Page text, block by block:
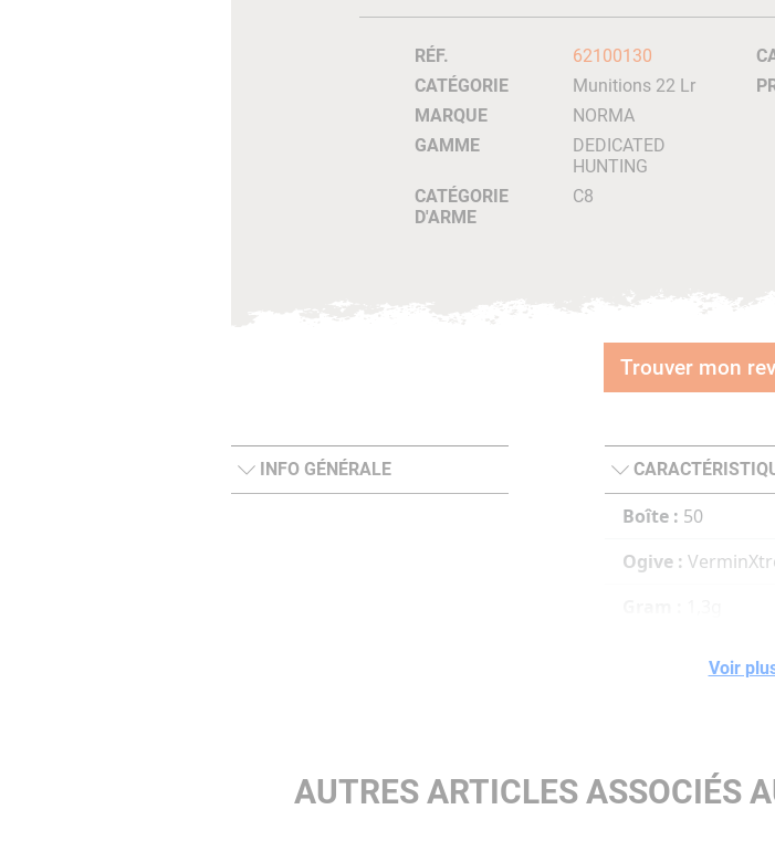
RÉF.
62100130
CATÉGORIE
Munitions 22 Lr
MARQUE
NORMA
GAMME
DEDICATED
HUNTING
CATÉGORIE
D'ARME
C8
Trouver mon
INFO GÉNÉRALE
Boîte : 50
Ogive :
Voir
AUTRES ARTICLES ASSOCIÉS